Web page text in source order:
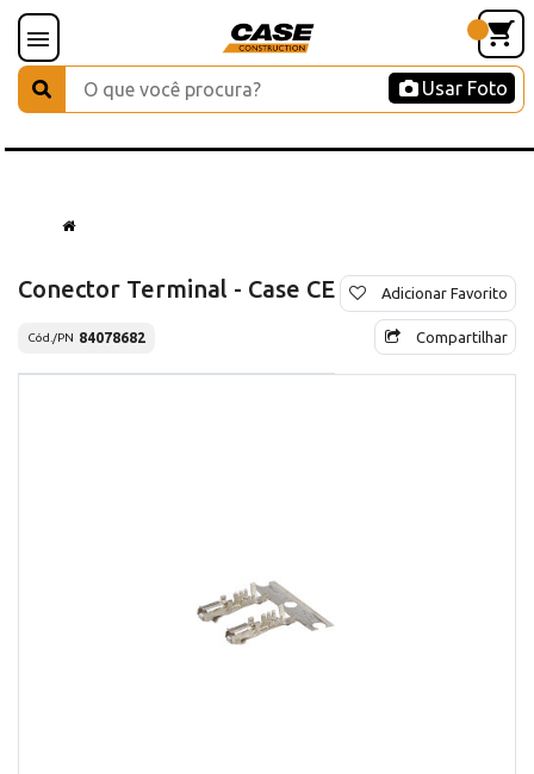
Usar Foto
Conector Terminal - Case CE
Cód./PN 84078682
Adicionar Favorito
Compartilhar